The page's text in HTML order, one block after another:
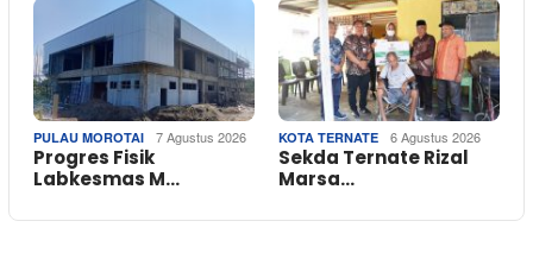
PULAU MOROTAI 7 Agustus 2026
Progres Fisik
Labkesmas M…
KOTA TERNATE 6 Agustus 2026
Sekda Ternate Rizal
Marsa…